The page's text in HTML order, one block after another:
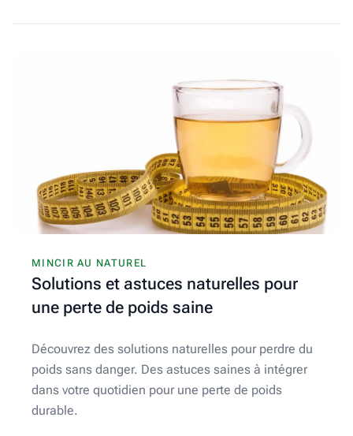
MINCIR AU NATUREL
Solutions et astuces naturelles pour
une perte de poids saine
Découvrez des solutions naturelles pour perdre du
poids sans danger. Des astuces saines à intégrer
dans votre quotidien pour une perte de poids
durable.